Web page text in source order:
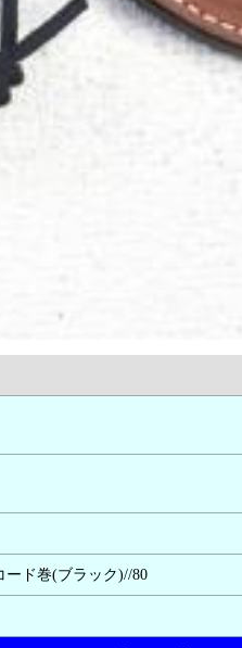
ード巻(ブラック)//80